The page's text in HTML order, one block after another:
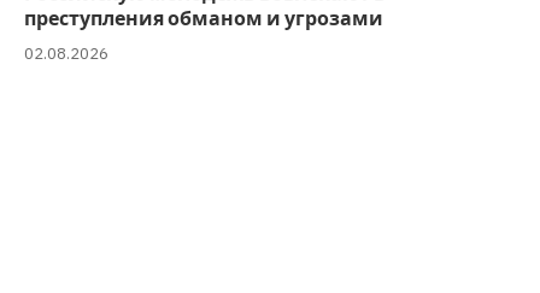
преступления обманом и угрозами
02.08.2026